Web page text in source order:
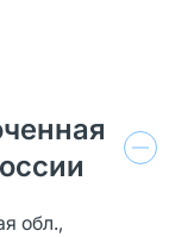
обл.,